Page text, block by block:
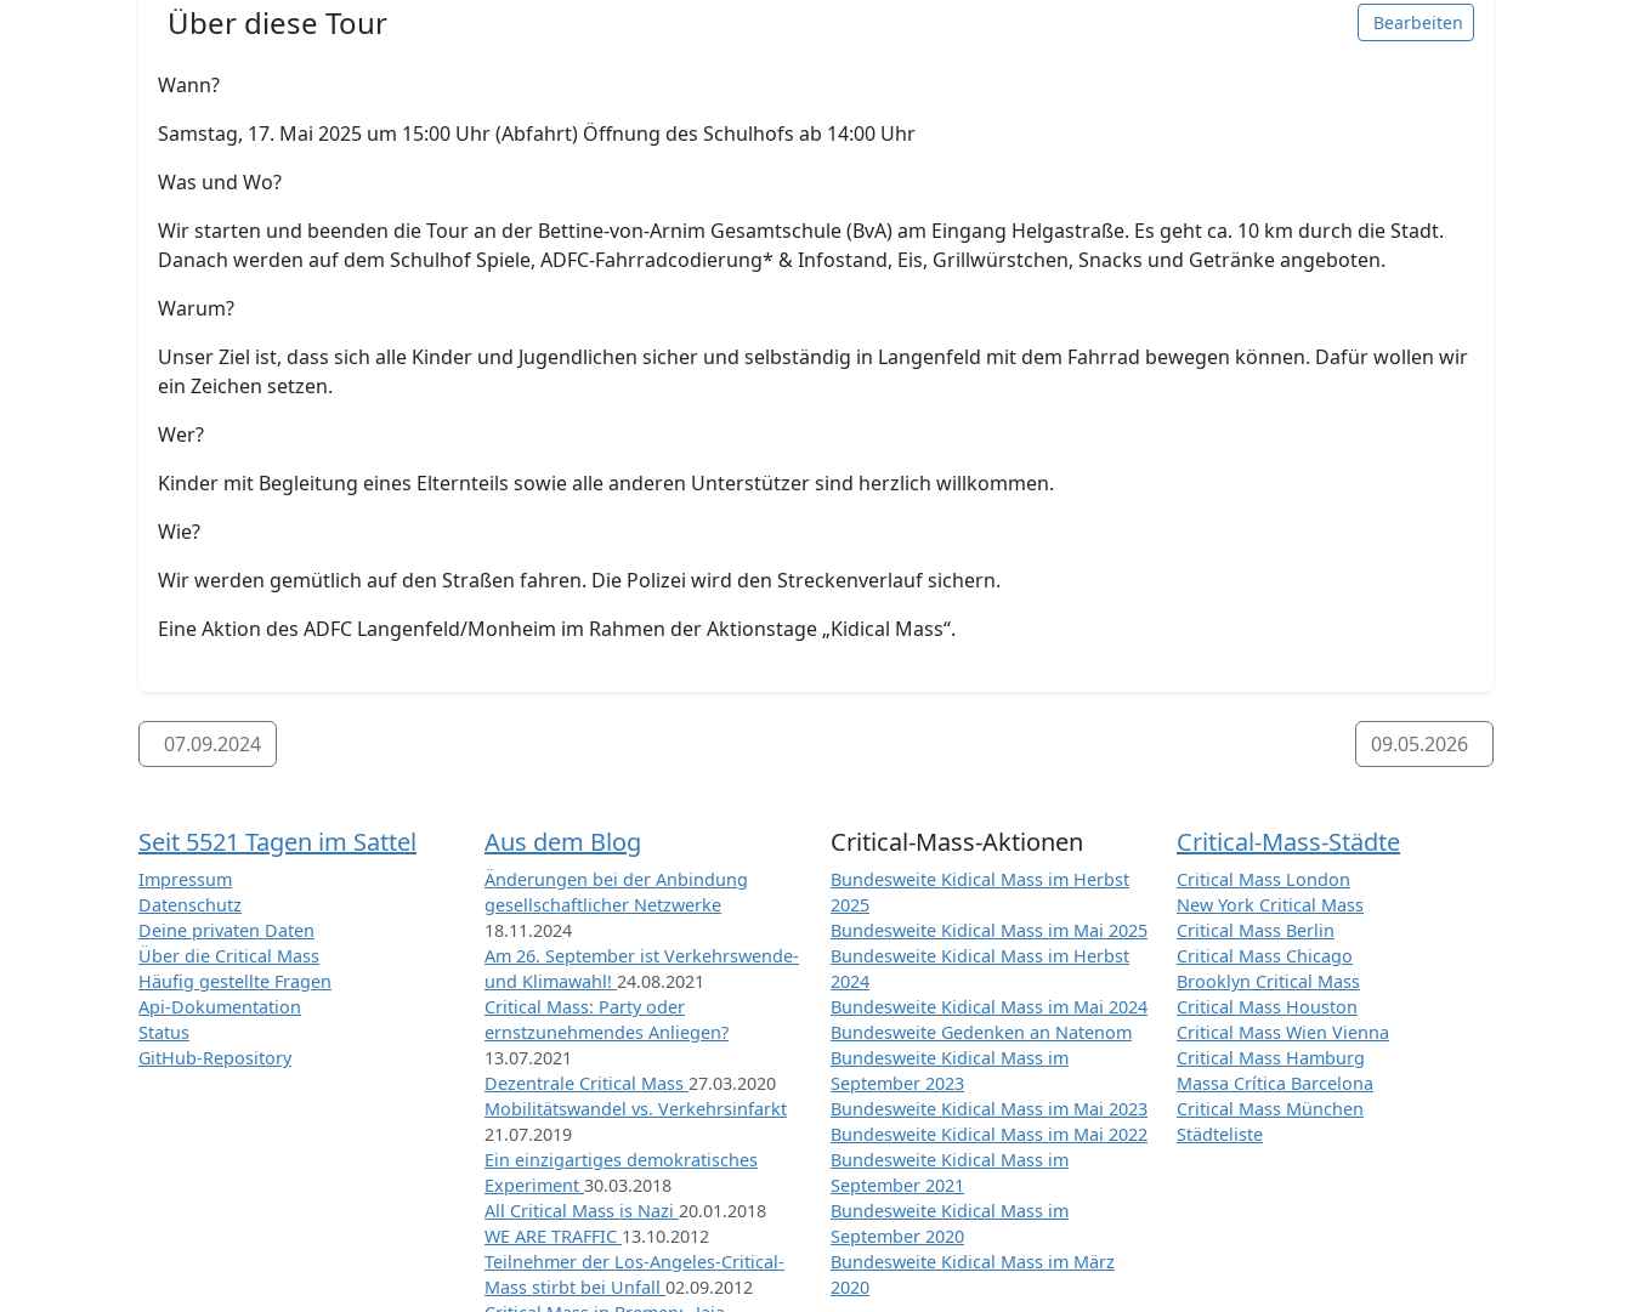
Über diese Tour Bearbeiten
Wann?
Samstag, 17. Mai 2025 um 15:00 Uhr (Abfahrt) Öffnung des Schulhofs ab 14:00 Uhr
Was und Wo?
Wir starten und beenden die Tour an der Bettine-von-Arnim Gesamtschule (BvA) am Eingang Helgastraße. Es geht ca. 10 km durch die Stadt.
Danach werden auf dem Schulhof Spiele, ADFC-Fahrradcodierung* & Infostand, Eis, Grillwürstchen, Snacks und Getränke angeboten.
Warum?
Unser Ziel ist, dass sich alle Kinder und Jugendlichen sicher und selbständig in Langenfeld mit dem Fahrrad bewegen können. Dafür wollen wir
ein Zeichen setzen.
Wer?
Kinder mit Begleitung eines Elternteils sowie alle anderen Unterstützer sind herzlich willkommen.
Wie?
Wir werden gemütlich auf den Straßen fahren. Die Polizei wird den Streckenverlauf sichern.
Eine Aktion des ADFC Langenfeld/Monheim im Rahmen der Aktionstage „Kidical Mass“.
07.09.2024 09.05.2026
Seit 5521 Tagen im Sattel
Impressum
Datenschutz
Deine privaten Daten
Über die Critical Mass
Häufig gestellte Fragen
Api-Dokumentation
Status
GitHub-Repository
Aus dem Blog
Änderungen bei der Anbindung
gesellschaftlicher Netzwerke
18.11.2024
Am 26. September ist Verkehrswende-
und Klimawahl! 24.08.2021
Critical Mass: Party oder
ernstzunehmendes Anliegen?
13.07.2021
Dezentrale Critical Mass 27.03.2020
Mobilitätswandel vs. Verkehrsinfarkt
21.07.2019
Ein einzigartiges demokratisches
Experiment 30.03.2018
All Critical Mass is Nazi 20.01.2018
WE ARE TRAFFIC 13.10.2012
Teilnehmer der Los-Angeles-Critical-
Mass stirbt bei Unfall 02.09.2012
Critical-Mass-Aktionen
Bundesweite Kidical Mass im Herbst
2025
Bundesweite Kidical Mass im Mai 2025
Bundesweite Kidical Mass im Herbst
2024
Bundesweite Kidical Mass im Mai 2024
Bundesweite Gedenken an Natenom
Bundesweite Kidical Mass im
September 2023
Bundesweite Kidical Mass im Mai 2023
Bundesweite Kidical Mass im Mai 2022
Bundesweite Kidical Mass im
September 2021
Bundesweite Kidical Mass im
September 2020
Bundesweite Kidical Mass im März
2020
Critical-Mass-Städte
Critical Mass London
New York Critical Mass
Critical Mass Berlin
Critical Mass Chicago
Brooklyn Critical Mass
Critical Mass Houston
Critical Mass Wien Vienna
Critical Mass Hamburg
Massa Crítica Barcelona
Critical Mass München
Städteliste